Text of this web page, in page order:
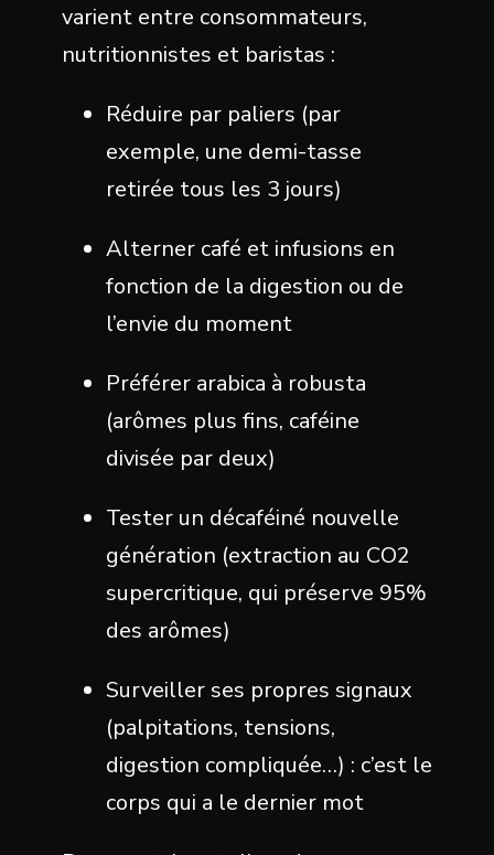
varient entre consommateurs,
nutritionnistes et baristas :
Réduire par paliers (par
exemple, une demi-tasse
retirée tous les 3 jours)
Alterner café et infusions en
fonction de la digestion ou de
l’envie du moment
Préférer arabica à robusta
(arômes plus fins, caféine
divisée par deux)
Tester un décaféiné nouvelle
génération (extraction au CO2
supercritique, qui préserve 95%
des arômes)
Surveiller ses propres signaux
(palpitations, tensions,
digestion compliquée…) : c’est le
corps qui a le dernier mot